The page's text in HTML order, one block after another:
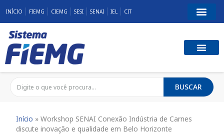
INÍCIO FIEMG CIEMG SESI SENAI IEL CIT
BUSCAR
Início »Workshop SENAI Conexão Indústria de Carnes
discute inovação e qualidade em Belo Horizonte